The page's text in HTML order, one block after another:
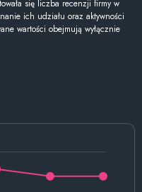
się liczba recenzji firmy w
ich udziału oraz aktywności
wartości obejmują wyłącznie